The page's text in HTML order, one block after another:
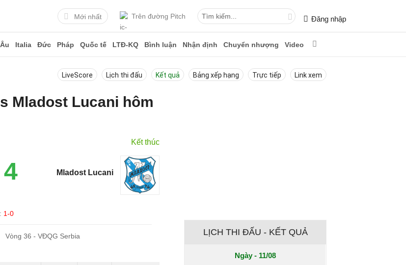
Mới nhất Trên đường Pitch Đăng nhập
Italia Đức Pháp Quốc tế LTĐ-KQ Bình luận Nhận định Chuyển nhượng Video
LiveScore Lịch thi đấu Kết quả Bảng xếp hạng Trực tiếp Link xem
Mladost Lucani hôm
Kết thúc
Mladost Lucani
1-0
Vòng 36 - VĐQG Serbia
LỊCH THI ĐẤU - KẾT QUẢ
Ngày - 11/08